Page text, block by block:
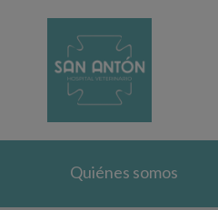
Quiénes somos